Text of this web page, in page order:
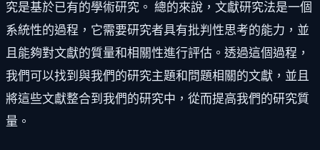
究是基於已有的學術研究。 總的來說，文獻研究法是一個
系統性的過程，它需要研究者具有批判性思考的能力，並
且能夠對文獻的質量和相關性進行評估。透過這個過程，
我們可以找到與我們的研究主題和問題相關的文獻，並且
將這些文獻整合到我們的研究中，從而提高我們的研究質
量。